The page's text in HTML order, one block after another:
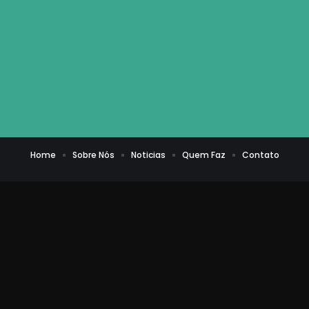
Home Sobre Nós Noticias Quem Faz Contato